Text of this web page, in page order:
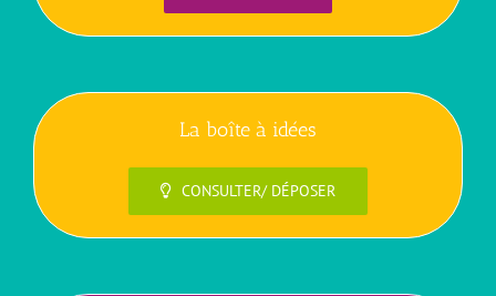
La boîte à idées
CONSULTER/ DÉPOSER